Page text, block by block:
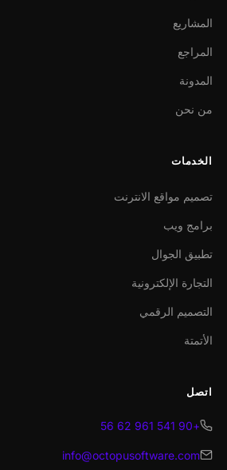
المشاريع
المراجع
المدونة
من نحن
الخدمات
تصميم مواقع الانترنت
برامج ويب
تطبيق الجوال
التجارة الإلكترونية
التصميم الرقمي
الأتمتة
اتصل
+90 541 961 62 56
info@octopusoftware.com